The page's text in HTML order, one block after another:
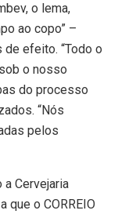
o lema,
ao copo” –
efeito. “Todo o
o nosso
do processo
“Nós
pelos
a Cervejaria
que o CORREIO